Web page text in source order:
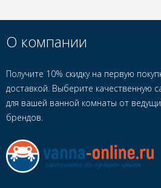
О компании
Получите 10% скидку на первую
доставкой. Выберите качественную
для вашей ванной комнаты от
брендов.